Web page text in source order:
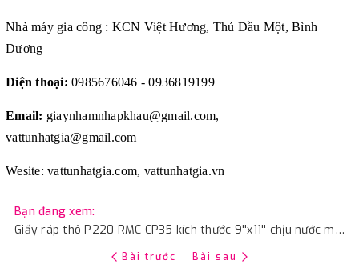
Nhà máy gia công : KCN Việt Hương, Thủ Dầu Một, Bình
Dương
Điện thoại: 0985676046 - 0936819199
Email: giaynhamnhapkhau@gmail.com,
vattunhatgia@gmail.com
Wesite: vattunhatgia.com, vattunhatgia.vn
Bạn đang xem:
Giấy ráp thô P220 RMC CP35 kích thước 9''x11'' chịu nước màu xám
Bài trước Bài sau